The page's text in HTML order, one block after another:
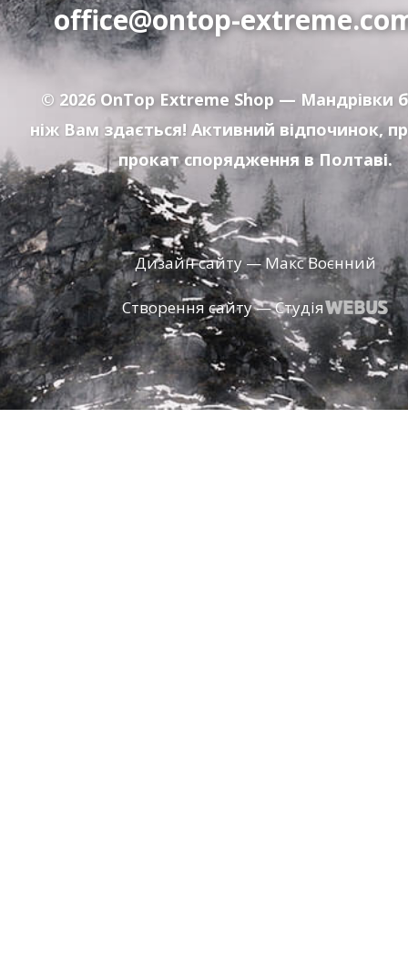
office@ontop-
© 2026 OnTop Extreme Shop — Мандрівки
ніж Вам здається! Активний відпочинок,
прокат спорядження в Полтаві.
Дизайн сайту — Макс Воєнний
Створення сайту — Студія